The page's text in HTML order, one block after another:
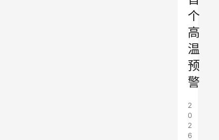
个
高
温
预
警
2
0
2
6